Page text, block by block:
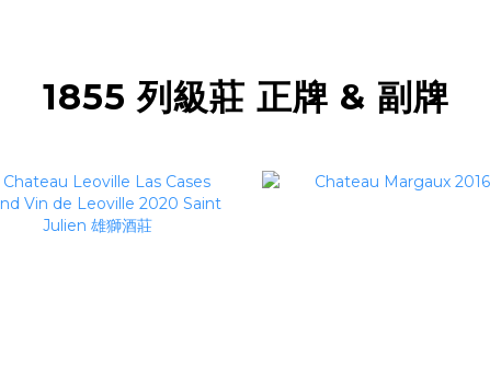
1855 列級莊 正牌 & 副牌